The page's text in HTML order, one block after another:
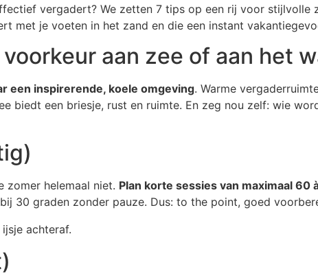
vergadert? We zetten 7 tips op een rij voor stijlvolle
met je voeten in het zand en die een instant
aan zee of aan het
een inspirerende, koele omgeving. Warme
biedt een briesje, rust en ruimte. En zeg nou zelf: wie
zomer helemaal niet. Plan korte sessies van maximaal 60
30 graden zonder pauze. Dus: to the point, goed
achteraf.